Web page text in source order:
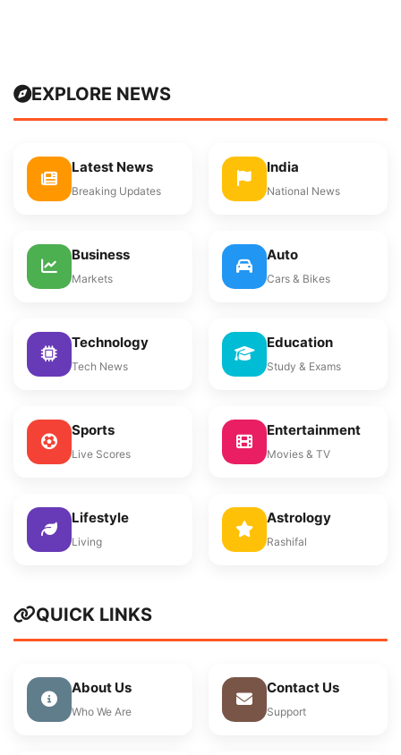
EXPLORE NEWS
Latest News
Breaking Updates
India
National News
Business
Markets
Auto
Cars & Bikes
Technology
Tech News
Education
Study & Exams
Sports
Live Scores
Entertainment
Movies & TV
Lifestyle
Living
Astrology
Rashifal
QUICK LINKS
About Us
Who We Are
Contact Us
Support